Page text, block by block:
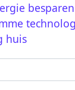
besparen
huis